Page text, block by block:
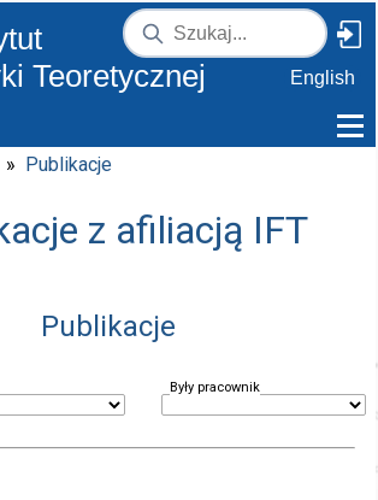
Teoretycznej
English
» Publikacje
z afiliacją IFT
Publikacje
Były pracownik